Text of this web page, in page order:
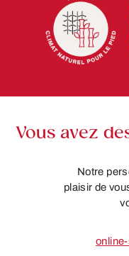
Vous avez
Notre
plaisir de